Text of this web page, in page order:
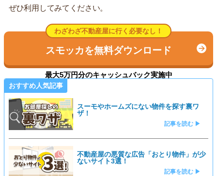
ぜひ利用してみてください。
わざわざ不動産屋に行く必要なし！
スモッカを無料ダウンロード
最大5万円分のキャッシュバック実施中
おすすめ人気記事
スーモやホームズにない物件を探す裏ワ
ザ！
記事を読む ▶
不動産屋の悪質な広告「おとり物件」が少
ないサイト3選！
記事を読む ▶